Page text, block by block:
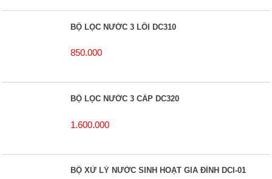
BỘ LỌC NƯỚC 3 LÕI DC310
850.000
BỘ LỌC NƯỚC 3 CẤP DC320
1.600.000
BỘ XỬ LÝ NƯỚC SINH HOẠT GIA ĐÌNH DCI-01